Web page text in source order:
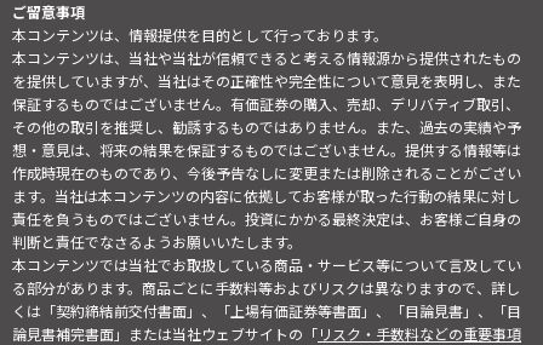
ご留意事項
本コンテンツは、情報提供を目的として行っております。
本コンテンツは、当社や当社が信頼できると考える情報源から提供されたもの
を提供していますが、当社はその正確性や完全性について意見を表明し、また
保証するものではございません。有価証券の購入、売却、デリバティブ取引、
その他の取引を推奨し、勧誘するものではありません。また、過去の実績や予
想・意見は、将来の結果を保証するものではございません。提供する情報等は
作成時現在のものであり、今後予告なしに変更または削除されることがござい
ます。当社は本コンテンツの内容に依拠してお客様が取った行動の結果に対し
責任を負うものではございません。投資にかかる最終決定は、お客様ご自身の
判断と責任でなさるようお願いいたします。
本コンテンツでは当社でお取扱している商品・サービス等について言及してい
る部分があります。商品ごとに手数料等およびリスクは異なりますので、詳し
くは「契約締結前交付書面」、「上場有価証券等書面」、「目論見書」、「目
論見書補完書面」または当社ウェブサイトの「リスク・手数料などの重要事項